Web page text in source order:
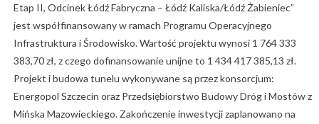
Etap II, Odcinek Łódź Fabryczna – Łódź Kaliska/Łódź Żabieniec”
jest współfinansowany w ramach Programu Operacyjnego
Infrastruktura i Środowisko. Wartość projektu wynosi 1 764 333
383,70 zł, z czego dofinansowanie unijne to 1 434 417 385,13 zł.
Projekt i budowa tunelu wykonywane są przez konsorcjum:
Energopol Szczecin oraz Przedsiębiorstwo Budowy Dróg i Mostów z
Mińska Mazowieckiego. Zakończenie inwestycji zaplanowano na